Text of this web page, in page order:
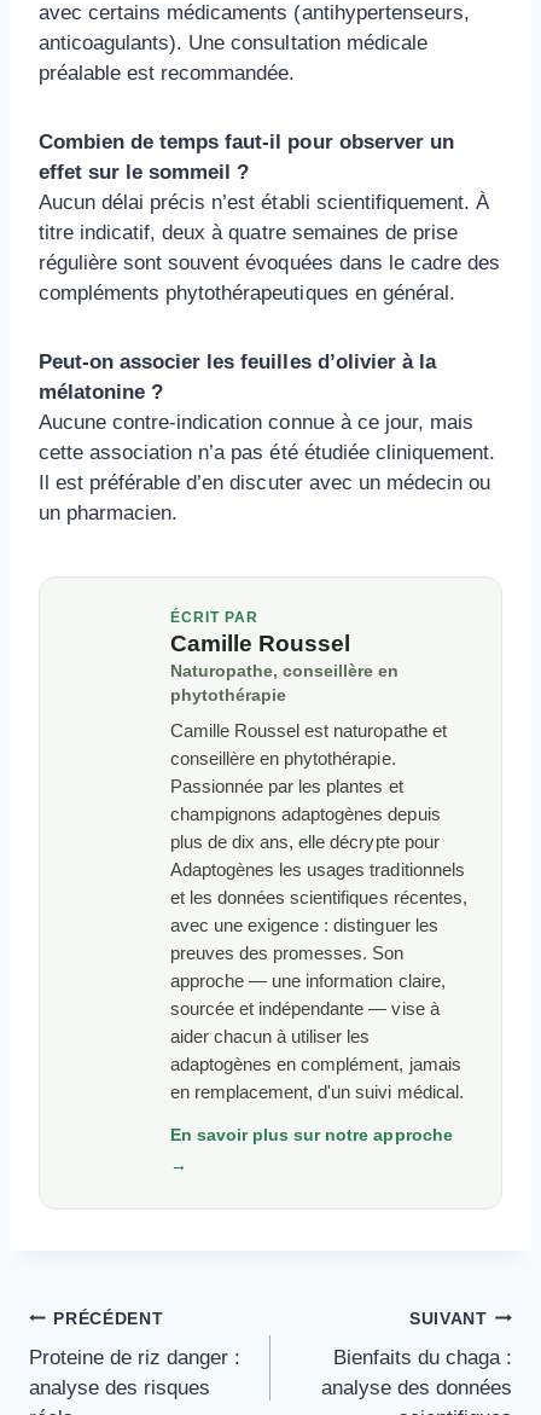
avec certains médicaments (antihypertenseurs,
anticoagulants). Une consultation médicale
préalable est recommandée.
Combien de temps faut-il pour observer un
effet sur le sommeil ?
Aucun délai précis n’est établi scientifiquement. À
titre indicatif, deux à quatre semaines de prise
régulière sont souvent évoquées dans le cadre des
compléments phytothérapeutiques en général.
Peut-on associer les feuilles d’olivier à la
mélatonine ?
Aucune contre-indication connue à ce jour, mais
cette association n’a pas été étudiée cliniquement.
Il est préférable d’en discuter avec un médecin ou
un pharmacien.
ÉCRIT PAR
Camille Roussel
Naturopathe, conseillère en
phytothérapie
Camille Roussel est naturopathe et
conseillère en phytothérapie.
Passionnée par les plantes et
champignons adaptogènes depuis
plus de dix ans, elle décrypte pour
Adaptogènes les usages traditionnels
et les données scientifiques récentes,
avec une exigence : distinguer les
preuves des promesses. Son
approche — une information claire,
sourcée et indépendante — vise à
aider chacun à utiliser les
adaptogènes en complément, jamais
en remplacement, d'un suivi médical.
En savoir plus sur notre approche
→
Navigation
De
L’article
PRÉCÉDENT
Proteine de riz danger :
analyse des risques
SUIVANT
Bienfaits du chaga :
analyse des données